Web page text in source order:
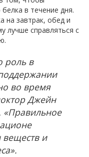
в течение дня.
на завтрак, обед и
лучше справляться с
роль в
во время
Джейн
«Правильное
и